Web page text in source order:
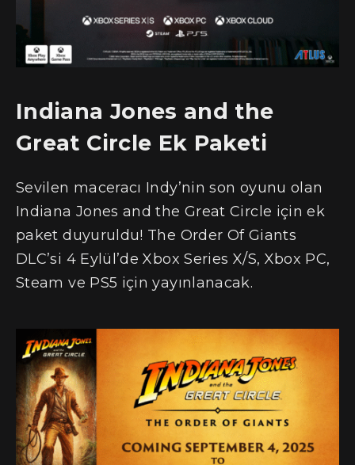
Indiana Jones and the
Great Circle Ek Paketi
Sevilen maceracı Indy’nin son oyunu olan
Indiana Jones and the Great Circle için ek
paket duyuruldu! The Order Of Giants
DLC’si 4 Eylül’de Xbox Series X/S, Xbox PC,
Steam ve PS5 için yayınlanacak.